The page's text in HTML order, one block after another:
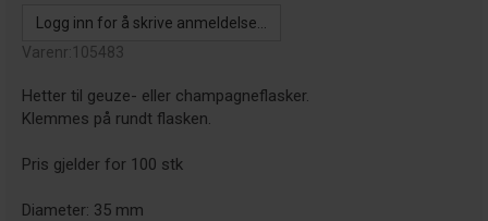
Logg inn for å skrive anmeldelse...
Varenr:105483
Hetter til geuze- eller champagneflasker.
Klemmes på rundt flasken.
Pris gjelder for 100 stk
Diameter: 35 mm